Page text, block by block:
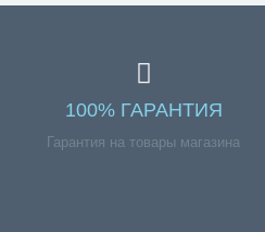
100% ГАРАНТИЯ
Гарантия на товары магазина